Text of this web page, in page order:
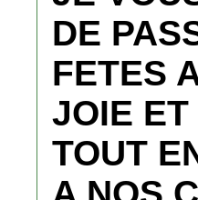
DE
FETES
JOIE ET
TOUT